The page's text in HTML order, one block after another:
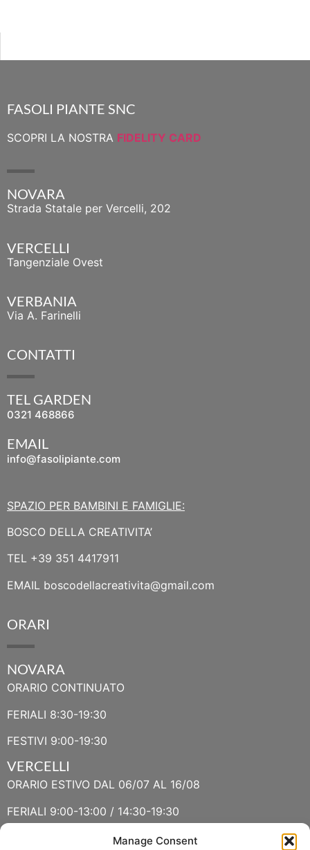
Manage Consent
FASOLI PIANTE SNC
SCOPRI LA NOSTRA FIDELITY CARD
NOVARA
Strada Statale per Vercelli, 202
VERCELLI
Tangenziale Ovest
VERBANIA
Via A. Farinelli
CONTATTI
TEL GARDEN
0321 468866
EMAIL
info@fasolipiante.com
SPAZIO PER BAMBINI E FAMIGLIE:
BOSCO DELLA CREATIVITA’
TEL +39 351 4417911
EMAIL boscodellacreativita@gmail.com
ORARI
NOVARA
ORARIO CONTINUATO
FERIALI 8:30-19:30
FESTIVI 9:00-19:30
VERCELLI
ORARIO ESTIVO DAL 06/07 AL 16/08
FERIALI 9:00-13:00 / 14:30-19:30
FESTIVI 9:30-13:00 / 14:30-19:30